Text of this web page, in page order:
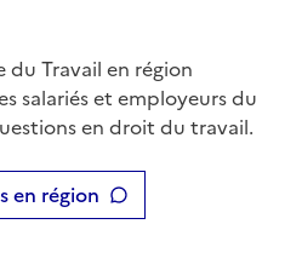
du Travail en région
salariés et employeurs du
en droit du travail.
en région